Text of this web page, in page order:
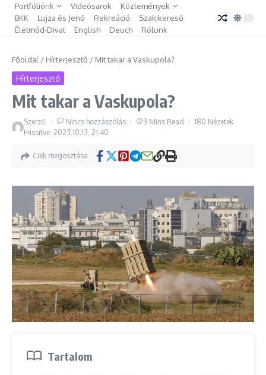
Ugrás a tartalomhoz
Portfóliónk Videósarok
Közlemények
BKK
Lujza és Jenő Rekreáció
Szakikereső
Életmód-Divat
English Deuch Rólunk
Főoldal / Hírterjesztő / Mit takar a Vaskupola?
Hírterjesztő
Mit takar a Vaskupola?
Szerző Nincs hozzászólás 3 Mins Read
180 Nézetek
Frissítve: 2023.10.13. 21:40
Cikk megosztása
Tartalom